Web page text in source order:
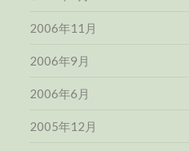
2006年11月
2006年9月
2006年6月
2005年12月